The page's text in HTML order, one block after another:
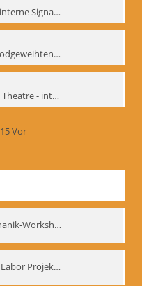
Goebbels Schreibtisch - interne Signatur: BM-prt-21-3
Einsamer Kampf eines Todgeweihten. Uraufführung von Farid Nagims Monodrama ,Goebbels' Tisch' im LOT-Theater - interne Signatur: BM-prt-21-4
The Life of Molière, Talia Theatre - interne Signatur: BM-prt-23-2
15Vor
Internationaler Biomechanik-Workshop, Moskau 1993
Internationales Theater Labor Projekt: Play Don Juan